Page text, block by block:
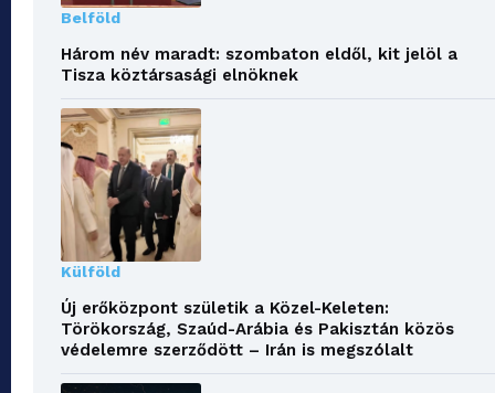
Belföld
Három név maradt: szombaton eldől, kit jelöl a
Tisza köztársasági elnöknek
Külföld
Új erőközpont születik a Közel-Keleten:
Törökország, Szaúd-Arábia és Pakisztán közös
védelemre szerződött – Irán is megszólalt